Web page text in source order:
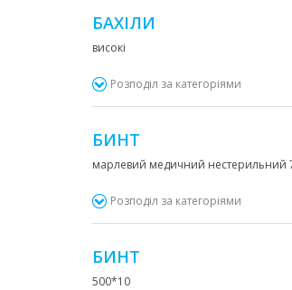
БАХІЛИ
високі
Розподіл за категоріями
БИНТ
марлевий медичний нестерильний
Розподіл за категоріями
БИНТ
500*10